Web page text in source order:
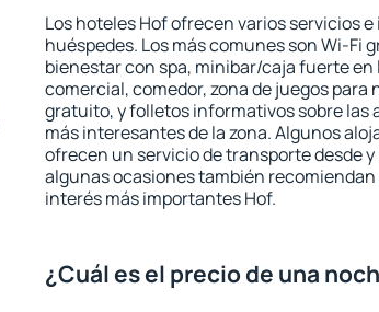
Los hoteles Hof ofrecen varios servicios
huéspedes. Los más comunes son Wi-Fi
bienestar con spa, minibar/caja fuerte
comercial, comedor, zona de juegos
gratuito, y folletos informativos sobre
más interesantes de la zona. Algunos
ofrecen un servicio de transporte desde
algunas ocasiones también
interés más importantes Hof.
¿Cuál es el precio de una